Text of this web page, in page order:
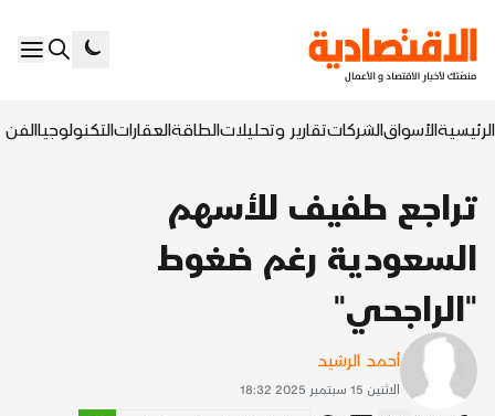
الرئيسيةالأسواقالشركاتتقارير وتحليلاتالطاقةالعقاراتالتكنولوجياالفن
تراجع طفيف للأسهم
السعودية رغم ضغوط
"الراجحي"
أحمد الرشيد
الاثنين 15 سبتمبر 2025 18:32